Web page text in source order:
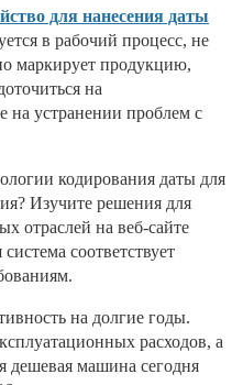
для нанесения даты
в рабочий процесс, не
маркирует продукцию,
на
на устранении проблем с
кодирования даты для
Изучите решения для
отраслей на веб-сайте
соответствует
на долгие годы.
расходов, а
дешевая машина сегодня